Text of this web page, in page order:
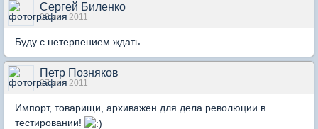
Сергей Биленко
08 ноя 2011
Буду с нетерпением ждать
Петр Позняков
27 ноя 2011
Импорт, товарищи, архиважен для дела революции в
тестировании!